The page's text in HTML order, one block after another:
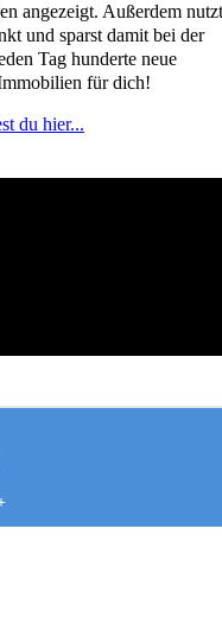
angezeigt. Außerdem nutzt
und sparst damit bei der
Tag hunderte neue
für dich!
du hier...